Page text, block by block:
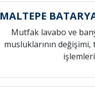
MALTEPE
Mutfak lavabo ve
musluklarının
işlemleri